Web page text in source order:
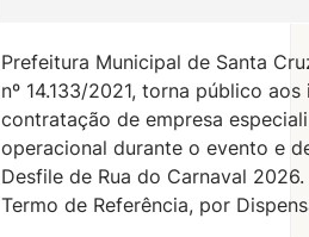
Prefeitura Municipal de Santa
nº 14.133/2021, torna público
contratação de empresa
operacional durante o evento e
Desfile de Rua do Carnaval
Termo de Referência, por